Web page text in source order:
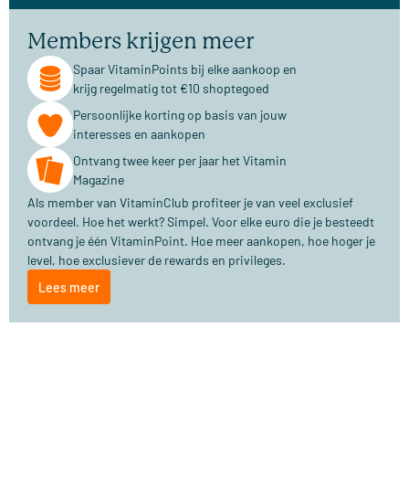
Members krijgen meer
Spaar VitaminPoints bij elke aankoop en
krijg regelmatig tot €10 shoptegoed
Persoonlijke korting op basis van jouw
interesses en aankopen
Ontvang twee keer per jaar het Vitamin
Magazine
Als member van VitaminClub profiteer je van veel exclusief
voordeel. Hoe het werkt? Simpel. Voor elke euro die je besteedt
ontvang je één VitaminPoint. Hoe meer aankopen, hoe hoger je
level, hoe exclusiever de rewards en privileges.
Lees meer